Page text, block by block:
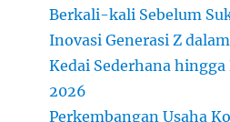
Berkali-kali Sebelum
Inovasi Generasi Z
Kedai Sederhana
2026
Perkembangan Usaha